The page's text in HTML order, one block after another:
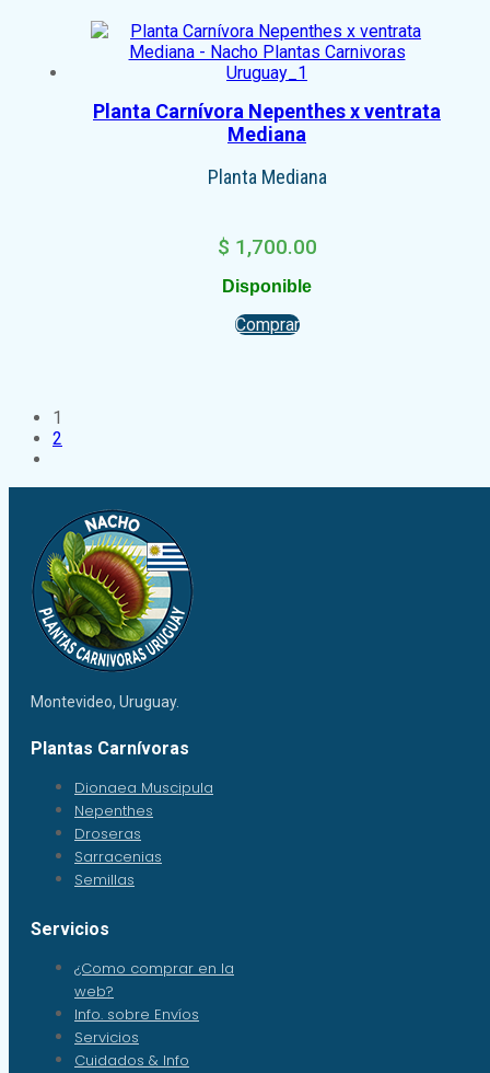
Planta Carnívora Nepenthes x ventrata
Mediana
Planta Mediana
$ 1,700.00
Disponible
Comprar
1
2
Montevideo, Uruguay.
Plantas Carnívoras
Dionaea Muscipula
Nepenthes
Droseras
Sarracenias
Semillas
Servicios
¿Como comprar en la
web?
Info. sobre Envíos
Servicios
Cuidados & Info